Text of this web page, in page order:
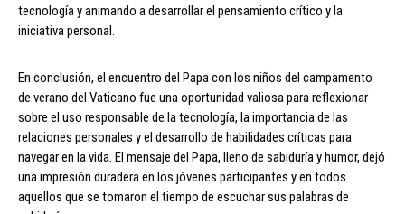
tecnología y animando a desarrollar el pensamiento crítico y la
iniciativa personal.
En conclusión, el encuentro del Papa con los niños del campamento
de verano del Vaticano fue una oportunidad valiosa para reflexionar
sobre el uso responsable de la tecnología, la importancia de las
relaciones personales y el desarrollo de habilidades críticas para
navegar en la vida. El mensaje del Papa, lleno de sabiduría y humor, dejó
una impresión duradera en los jóvenes participantes y en todos
aquellos que se tomaron el tiempo de escuchar sus palabras de